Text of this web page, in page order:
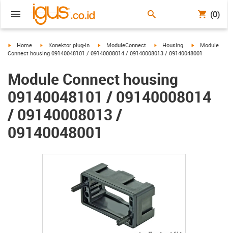
(0)
igus-icon-arrow-right
Home igus-icon-arrow-right
Konektor plug-in igus-icon-arrow-right
ModuleConnect igus-icon-arrow-right
Housing igus-icon-
Module
Connect housing 09140048101 / 09140008014 / 09140008013 / 09140048001
Module Connect housing
09140048101 / 09140008014
/ 09140008013 /
09140048001